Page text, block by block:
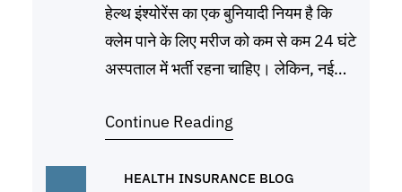
हेल्थ इंश्योरेंस का एक बुनियादी नियम है कि
क्लेम पाने के लिए मरीज को कम से कम 24 घंटे
अस्पताल में भर्ती रहना चाहिए। लेकिन, नई
नियम में ढील दी है। अब ऐसी प्रक्रियाएं जो
केयर
Continue Reading
HEALTH INSURANCE BLOG